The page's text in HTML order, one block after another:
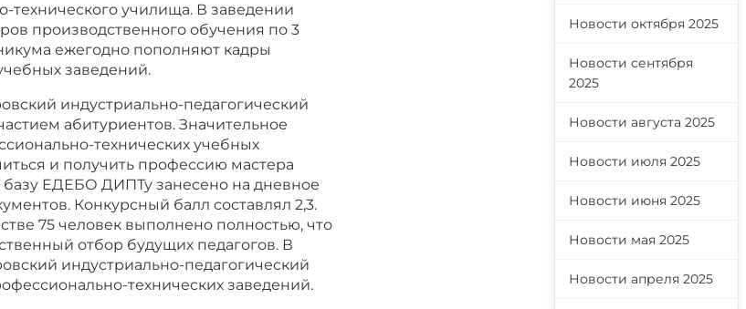
технического училища. В заведении
производственного обучения по 3
ежегодно пополняют кадры
заведений.
индустриально-педагогический
абитуриентов. Значительное
технических учебных
и получить профессию мастера
базу ЕДЕБО ДИПТу занесено на дневное
Конкурсный балл составлял 2,3.
75 человек выполнено полностью, что
отбор будущих педагогов. В
индустриально-педагогический
технических заведений.
Новости октября 2025
Новости сентября
2025
Новости августа 2025
Новости июля 2025
Новости июня 2025
Новости мая 2025
Новости апреля 2025